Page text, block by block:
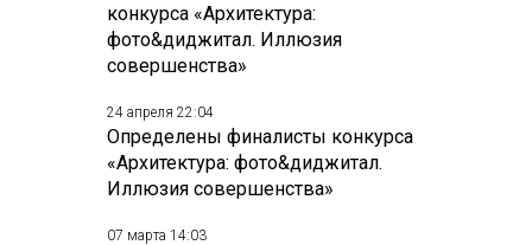
конкурса «Архитектура:
фото&диджитал. Иллюзия
совершенства»
24 апреля 22:04
Определены финалисты конкурса
«Архитектура: фото&диджитал.
Иллюзия совершенства»
07 марта 14:03